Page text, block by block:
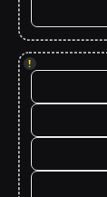
!